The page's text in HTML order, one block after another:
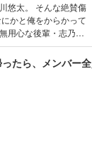
悠太。 そんな絶賛傷
かと俺をからかって
用心な後輩・志乃原
)んでる先輩かわい
るくせに。 堕落し
て帰ったときも介抱
たくて」 二人きり
けに見せる小悪魔
ディ！ 【電子
る条件ランキング」